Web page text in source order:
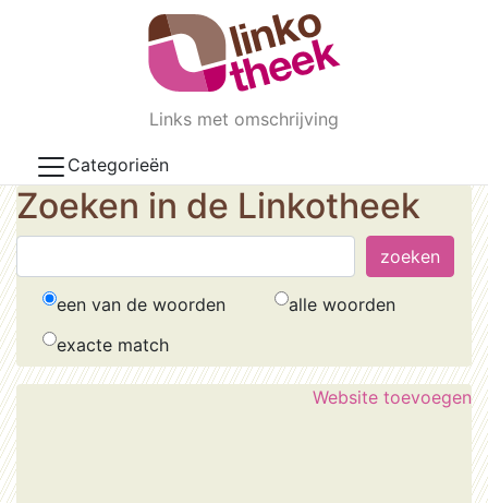
Skip to main content
Links met omschrijving
Categorieën
Zoeken in de Linkotheek
een van de woorden
alle woorden
exacte match
Website toevoegen